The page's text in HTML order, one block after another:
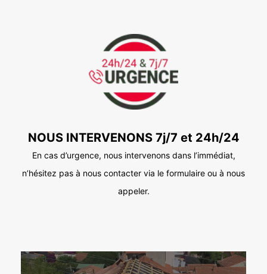
NOUS INTERVENONS 7j/7 et 24h/24
En cas d’urgence, nous intervenons dans l’immédiat,
n’hésitez pas à nous contacter via le formulaire ou à nous
appeler.